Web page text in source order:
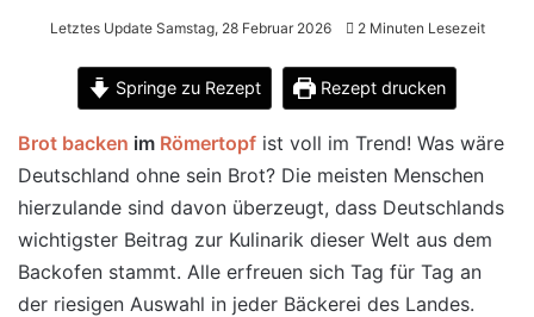
Letztes Update Samstag, 28 Februar 2026 2 Minuten Lesezeit
Springe zu Rezept Rezept drucken
Brot backen im Römertopf ist voll im Trend! Was wäre
Deutschland ohne sein Brot? Die meisten Menschen
hierzulande sind davon überzeugt, dass Deutschlands
wichtigster Beitrag zur Kulinarik dieser Welt aus dem
Backofen stammt. Alle erfreuen sich Tag für Tag an
der riesigen Auswahl in jeder Bäckerei des Landes.